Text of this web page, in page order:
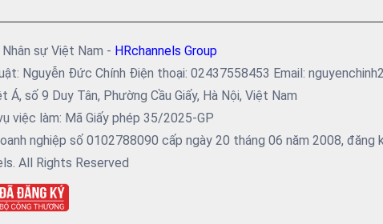
sự Việt Nam - HRchannels Group
Nguyễn Đức Chính Điện thoại: 02437558453 Email:
Á, số 9 Duy Tân, Phường Cầu Giấy, Hà Nội, Việt Nam
việc làm: Mã Giấy phép 35/2025-GP
nghiệp số 0102788090 cấp ngày 20 tháng 06 năm 2008,
All Rights Reserved